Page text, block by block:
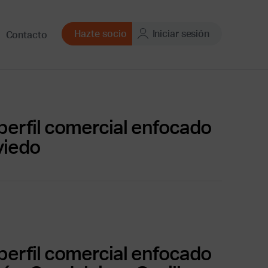
Contacto Hazte socio Iniciar sesión
comercial enfocado
comercial enfocado